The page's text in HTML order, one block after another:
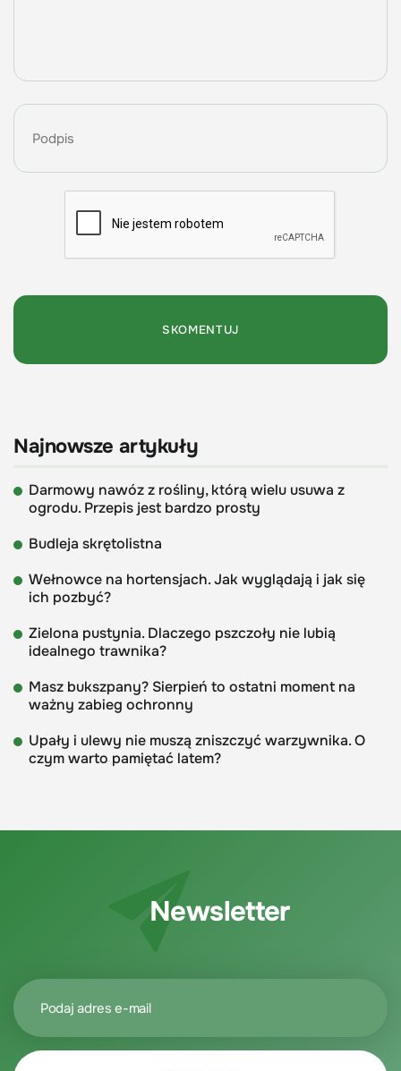
Najnowsze artykuły
Darmowy nawóz z rośliny, którą wielu usuwa z
ogrodu. Przepis jest bardzo prosty
Budleja skrętolistna
Wełnowce na hortensjach. Jak wyglądają i jak się
ich pozbyć?
Zielona pustynia. Dlaczego pszczoły nie lubią
idealnego trawnika?
Masz bukszpany? Sierpień to ostatni moment na
ważny zabieg ochronny
Upały i ulewy nie muszą zniszczyć warzywnika. O
czym warto pamiętać latem?
Newsletter